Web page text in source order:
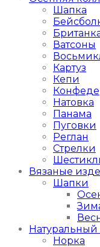
Шапка
Ватсоны
Картуз
Кепи
Натовка
Панама
Пуговки
Реглан
Стрелки
Вязаные
Шапки
Натуральный
Норка